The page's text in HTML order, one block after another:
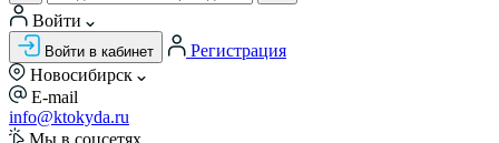
Войти
Войти в кабинет
Регистрация
Новосибирск
E-mail
info@ktokyda.ru
Мы в соцсетях